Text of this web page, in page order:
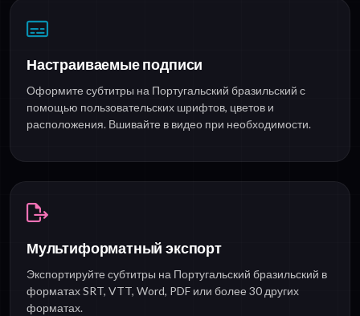
Настраиваемые подписи
Оформите субтитры на Португальский бразильский с
помощью пользовательских шрифтов, цветов и
расположения. Вшивайте в видео при необходимости.
Мультиформатный экспорт
Экспортируйте субтитры на Португальский бразильский в
форматах SRT, VTT, Word, PDF или более 30 других
форматах.